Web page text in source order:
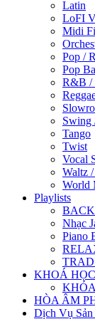
Latin
LoFI
Midi
Pop /
Pop
R&B /
Swing
Tango
Twist
Vocal
Waltz
World
Playlists
Nhạc
Piano
KHOÁ
HÒA ÂM
Dịch Vụ